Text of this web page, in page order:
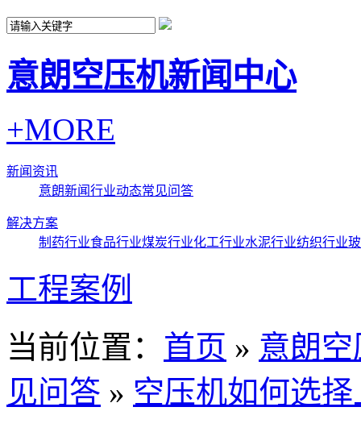
意朗空压机新闻中心
+MORE
新闻资讯
意朗新闻行业动态常见问答
解决方案
制药行业食品行业煤炭行业化工行业水泥行业纺织行业
工程案例
当前位置： 首页 » 意朗
见问答 » 空压机如何选